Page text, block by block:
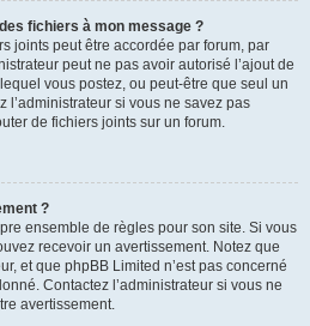
fichiers à mon message ?
joints peut être accordée par forum, par
peut ne pas avoir autorisé l’ajout de
vous postez, ou peut-être que seul un
l’administrateur si vous ne savez pas
de fichiers joints sur un forum.
?
ensemble de règles pour son site. Si vous
recevoir un avertissement. Notez que
et que phpBB Limited n’est pas concerné
Contactez l’administrateur si vous ne
avertissement.